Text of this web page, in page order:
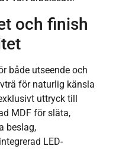
och finish
både utseende och
för naturlig känsla
uttryck till
MDF för släta,
beslag,
LED-